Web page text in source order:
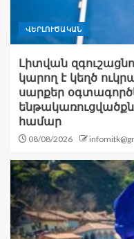
ՎԵՐԼՈՒԾԱԿԱՆ
Լիտվան
կարող է կեղծ
սարքեր
համար
08/08/2026